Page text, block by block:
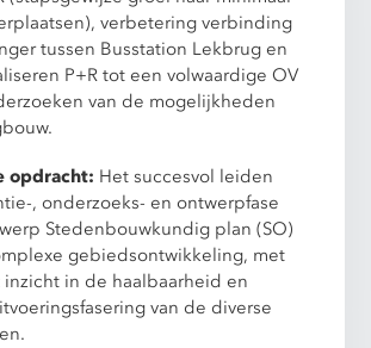
verbetering verbinding
tussen Busstation Lekbrug en
P+R tot een volwaardige OV
van de mogelijkheden
opdracht: Het succesvol leiden
, onderzoeks- en ontwerpfase
Stedenbouwkundig plan (SO)
gebiedsontwikkeling, met
inzicht in de haalbaarheid en
van de diverse